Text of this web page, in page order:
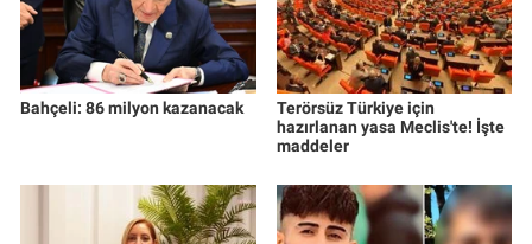
Bahçeli: 86 milyon kazanacak
Terörsüz Türkiye için
hazırlanan yasa Meclis'te! İşte
maddeler